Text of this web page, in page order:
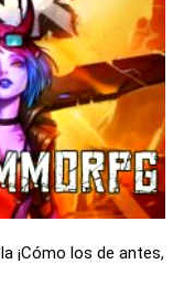
¡Cómo los de antes,